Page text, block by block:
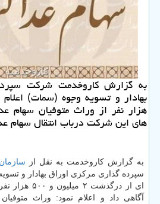
به گزارش كاروخدمت شركت
هزار نفر از وراث متوفیان سهام
های این شركت درباب انتقال سهام
به گزارش کاروخدمت به نقل از سازمان
سپرده گذاری مرکزی اوراق بهادار و
ای از درگذشت
آگاهی داد و اعلام نمود: وراث